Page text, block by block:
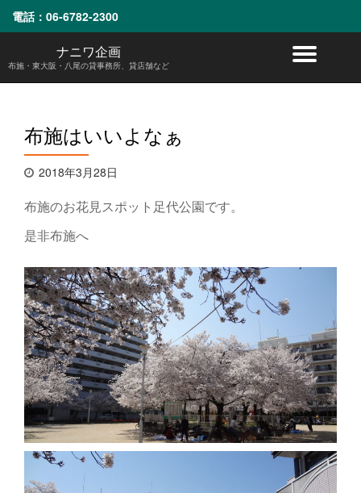
テ
ン
電話： 06-6782-2300
ナ
ン
切
り
替
え
ナニワ企画
布施・東大阪・八尾の貸事務所、貸店舗など
布施はいいよなぁ
2018年3月28日
布施のお花見スポット足代公園です。
是非布施へ